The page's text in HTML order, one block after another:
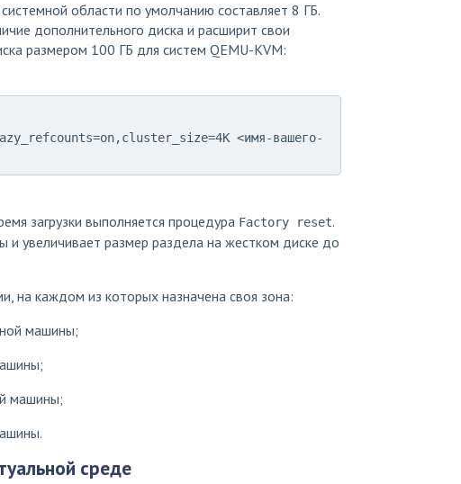
области по умолчанию составляет 8 ГБ.
дополнительного диска и расширит свои
размером 100 ГБ для систем QEMU-KVM:
<имя-вашего-
загрузки выполняется процедура Factory reset.
и увеличивает размер раздела на жестком диске до
на каждом из которых назначена своя зона:
машины;
машины;
среде